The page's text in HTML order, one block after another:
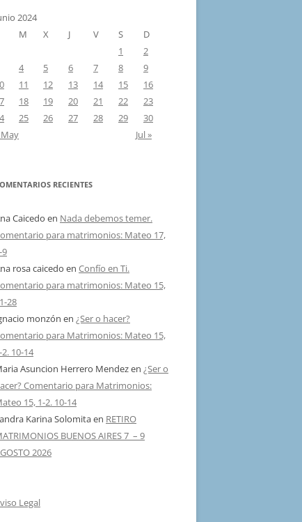
2024
M X J V S
D
1
2
4 5 6 7 8
9
11 12 13 14 15
16
18 19 20 21 22
23
25 26 27 28 29
30
Jul »
RECIENTES
Caicedo en Nada debemos temer.
para matrimonios: Mateo 17,
9
rosa caicedo en Confío en Ti.
para matrimonios: Mateo 15,
28
monzón en ¿Ser o hacer?
para Matrimonios: Mateo 15,
2. 10-14
Asuncion Herrero Mendezen ¿Ser o
Comentario para Matrimonios:
15, 1-2. 10-14
Karina Solomitaen RETIRO
BUENOS AIRES 7 – 9
2026
Legal